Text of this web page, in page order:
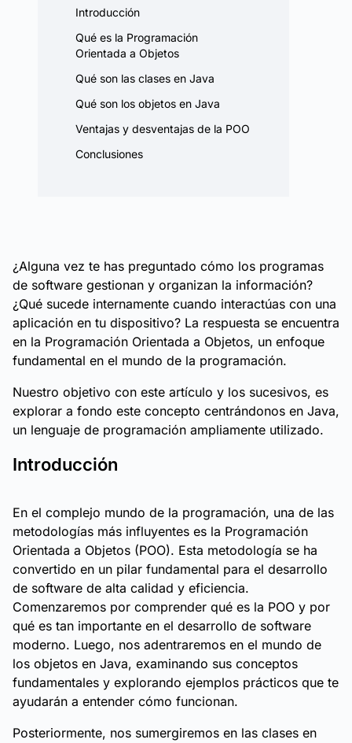
Introducción
Qué es la Programación
Orientada a Objetos
Qué son las clases en Java
Qué son los objetos en Java
Ventajas y desventajas de la POO
Conclusiones
¿Alguna vez te has preguntado cómo los programas
de software gestionan y organizan la información?
¿Qué sucede internamente cuando interactúas con una
aplicación en tu dispositivo? La respuesta se encuentra
en la Programación Orientada a Objetos, un enfoque
fundamental en el mundo de la programación.
Nuestro objetivo con este artículo y los sucesivos, es
explorar a fondo este concepto centrándonos en Java,
un lenguaje de programación ampliamente utilizado.
Introducción
En el complejo mundo de la programación, una de las
metodologías más influyentes es la Programación
Orientada a Objetos (POO). Esta metodología se ha
convertido en un pilar fundamental para el desarrollo
de software de alta calidad y eficiencia.
Comenzaremos por comprender qué es la POO y por
qué es tan importante en el desarrollo de software
moderno. Luego, nos adentraremos en el mundo de
los objetos en Java, examinando sus conceptos
fundamentales y explorando ejemplos prácticos que te
ayudarán a entender cómo funcionan.
Posteriormente, nos sumergiremos en las clases en